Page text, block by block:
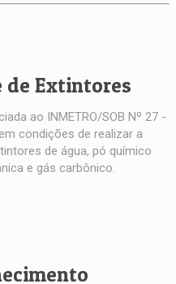
de Extintores
ao INMETRO/SOB Nº 27 -
condições de realizar a
de água, pó químico
e gás carbônico.